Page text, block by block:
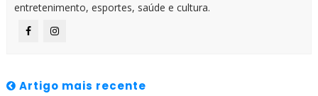
entretenimento, esportes, saúde e cultura.
Artigo mais recente